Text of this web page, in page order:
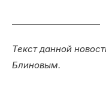
Текст данной
Блиновым.